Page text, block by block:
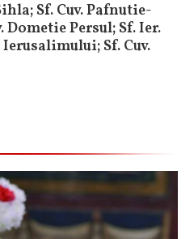
Sf. Cuv. Pafnutie-
Dometie Persul; Sf. Ier.
Sf. Cuv.